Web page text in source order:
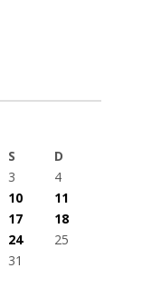
S
D
3
4
10
11
17
18
24
25
31